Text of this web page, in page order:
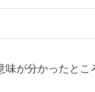
味が分かったと